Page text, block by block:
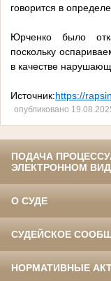
говорится в
Юрченко было
поскольку
в качестве
Источник:https://
опубликовано
ПОДАЧА
ЭЛЕКТРОННОМ
О СУДЕ
СУДЕЙСКОЕ
НОРМАТИВНЫЕ